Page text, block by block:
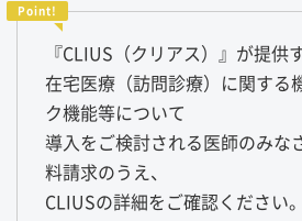
『CLIUS（クリアス）』が提供
在宅医療（訪問診療）に関する
ク機能等について
導入をご検討される医師のみな
料請求のうえ、
CLIUSの詳細をご確認ください。